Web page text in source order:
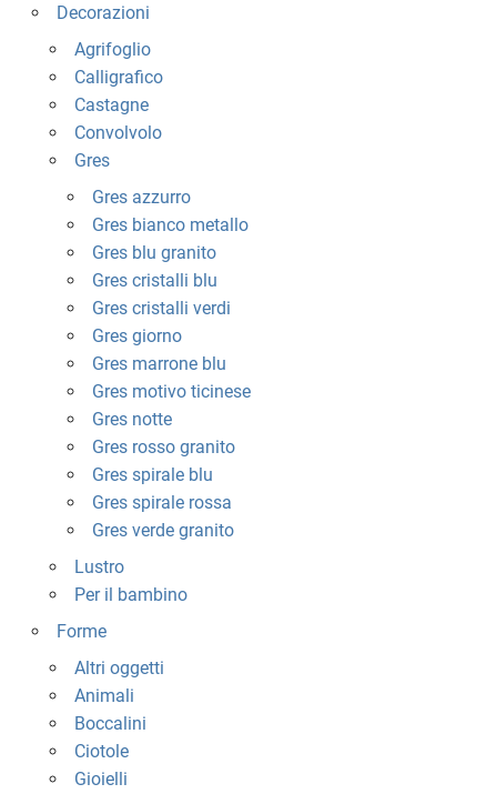
Decorazioni
Agrifoglio
Calligrafico
Castagne
Convolvolo
Gres
Gres azzurro
Gres bianco metallo
Gres blu granito
Gres cristalli blu
Gres cristalli verdi
Gres giorno
Gres marrone blu
Gres motivo ticinese
Gres notte
Gres rosso granito
Gres spirale blu
Gres spirale rossa
Gres verde granito
Lustro
Per il bambino
Forme
Altri oggetti
Animali
Boccalini
Ciotole
Gioielli